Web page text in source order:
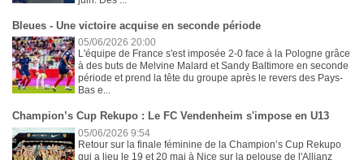
Bleues - Une victoire acquise en seconde période
05/06/2026 20:00
L'équipe de France s'est imposée 2-0 face à la Pologne grâce
à des buts de Melvine Malard et Sandy Baltimore en seconde
période et prend la tête du groupe après le revers des Pays-
Bas e...
Champion’s Cup Rekupo : Le FC Vendenheim s'impose en U13
05/06/2026 9:54
Retour sur la finale féminine de la Champion’s Cup Rekupo
qui a lieu le 19 et 20 mai à Nice sur la pelouse de l'Allianz